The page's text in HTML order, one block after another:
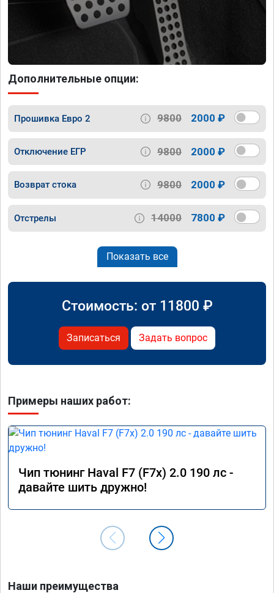
Дополнительные опции:
Прошивка Евро 2 9800 2000 ₽
Отключение ЕГР 9800 2000 ₽
Возврат стока 9800 2000 ₽
Отстрелы 14000 7800 ₽
Показать все
Стоимость: от 11800 ₽
Записаться Задать вопрос
Примеры наших работ:
Чип тюнинг Haval F7 (F7x) 2.0 190 лс -
давайте шить дружно!
Наши преимущества